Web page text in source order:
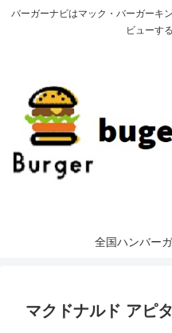
バーガーナビはマック・バーガーキ
ビューす
全国ハンバー
マクドナルド アピ